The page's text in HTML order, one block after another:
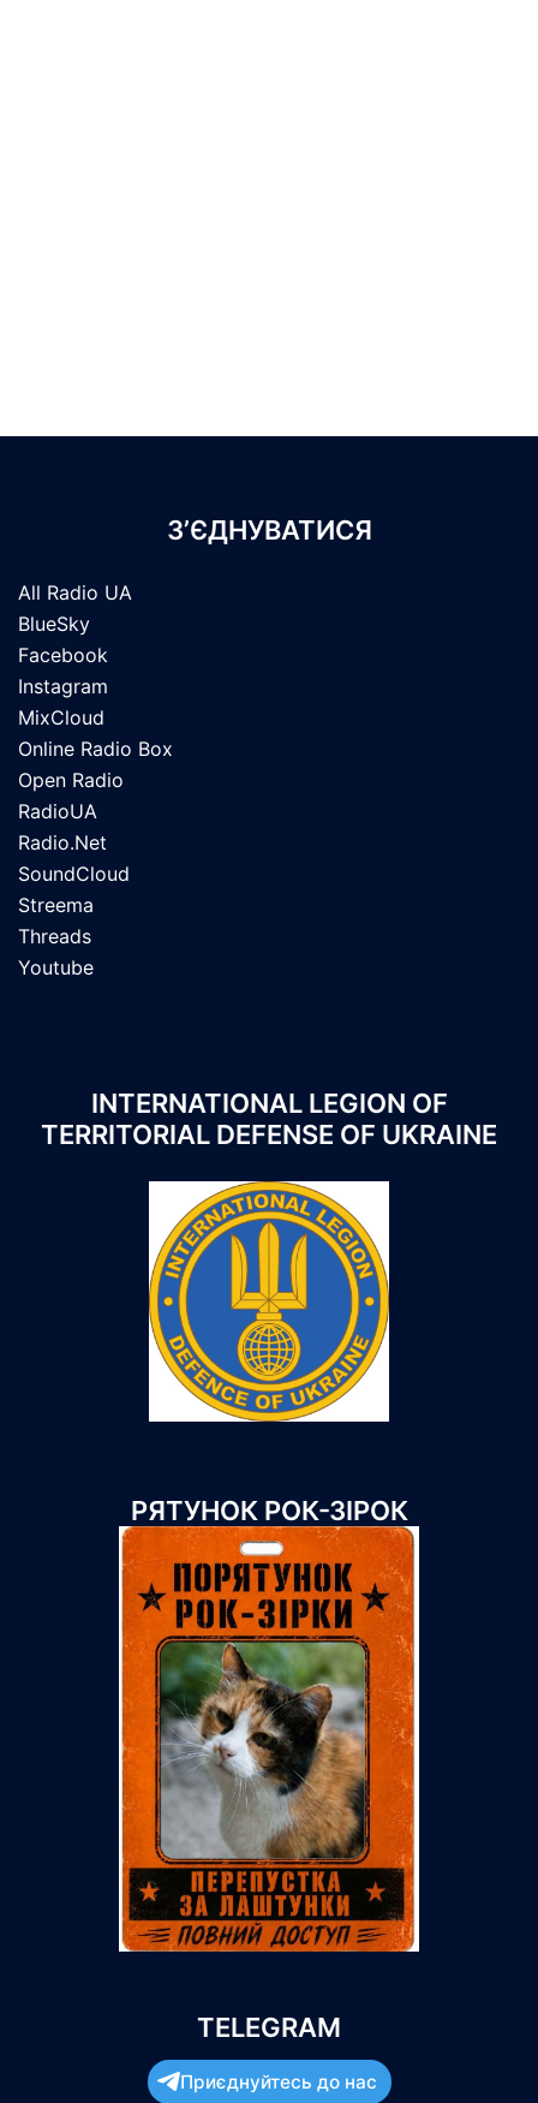
З’ЄДНУВАТИСЯ
All Radio UA
BlueSky
Facebook
Instagram
MixCloud
Online Radio Box
Open Radio
RadioUA
Radio.Net
SoundCloud
Streema
Threads
Youtube
INTERNATIONAL LEGION OF
TERRITORIAL DEFENSE OF UKRAINE
РЯТУНОК РОК-ЗІРОК
TELEGRAM
Приєднуйтесь до нас